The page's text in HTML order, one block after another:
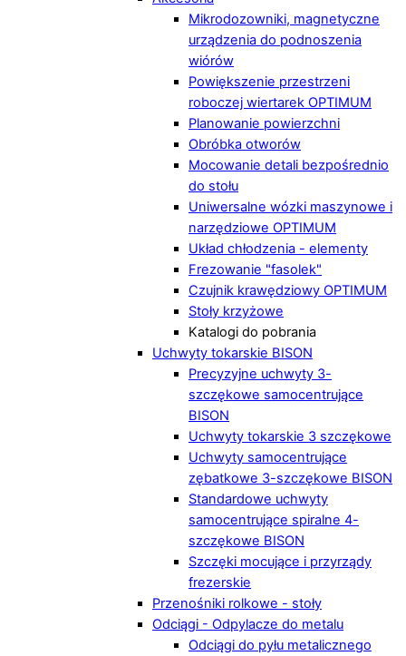
Mikrodozowniki, magnetyczne
urządzenia do podnoszenia
wiórów
Powiększenie przestrzeni
roboczej wiertarek OPTIMUM
Planowanie powierzchni
Obróbka otworów
Mocowanie detali bezpośrednio
do stołu
Uniwersalne wózki maszynowe i
narzędziowe OPTIMUM
Układ chłodzenia - elementy
Frezowanie "fasolek"
Czujnik krawędziowy OPTIMUM
Stoły krzyżowe
Katalogi do pobrania
Uchwyty tokarskie BISON
Precyzyjne uchwyty 3-
szczękowe samocentrujące
BISON
Uchwyty tokarskie 3 szczękowe
Uchwyty samocentrujące
zębatkowe 3-szczękowe BISON
Standardowe uchwyty
samocentrujące spiralne 4-
szczękowe BISON
Szczęki mocujące i przyrządy
frezerskie
Przenośniki rolkowe - stoły
Odciągi - Odpylacze do metalu
Odciągi do pyłu metalicznego